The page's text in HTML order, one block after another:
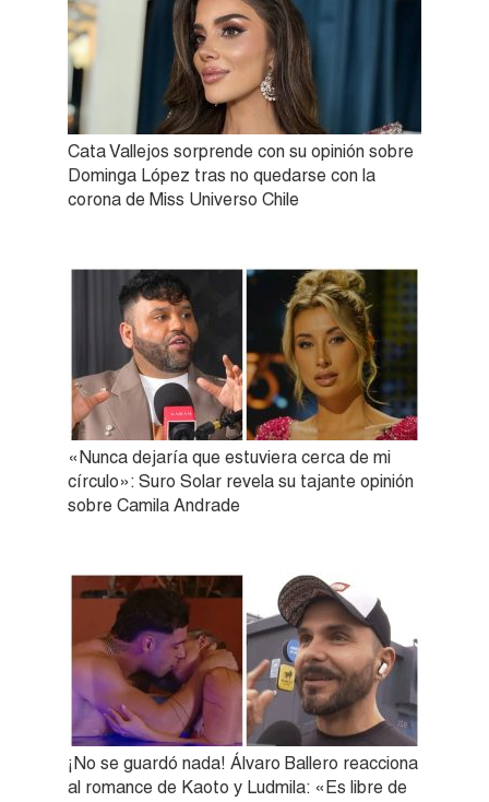
Cata Vallejos sorprende con su opinión sobre
Dominga López tras no quedarse con la
corona de Miss Universo Chile
«Nunca dejaría que estuviera cerca de mi
círculo»: Suro Solar revela su tajante opinión
sobre Camila Andrade
¡No se guardó nada! Álvaro Ballero reacciona
al romance de Kaoto y Ludmila: «Es libre de